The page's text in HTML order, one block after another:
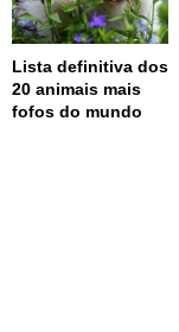
Lista definitiva dos
20 animais mais
fofos do mundo